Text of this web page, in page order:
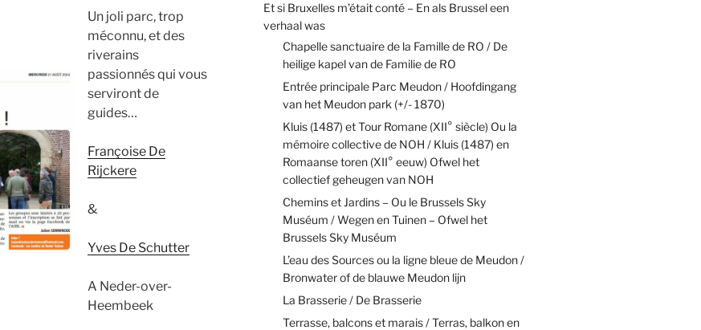
Un joli parc, trop
méconnu, et des
riverains
passionnés qui vous
serviront de
guides…
Françoise De
Rijckere
&
Yves De Schutter
A Neder-over-
Heembeek
Et si Bruxelles m’était conté – En als Brussel een
verhaal was
Chapelle sanctuaire de la Famille de RO / De
heilige kapel van de Familie de RO
Entrée principale Parc Meudon / Hoofdingang
van het Meudon park (+/- 1870)
Kluis (1487) et Tour Romane (XII° siècle) Ou la
mémoire collective de NOH / Kluis (1487) en
Romaanse toren (XII° eeuw) Ofwel het
collectief geheugen van NOH
Chemins et Jardins – Ou le Brussels Sky
Muséum / Wegen en Tuinen – Ofwel het
Brussels Sky Muséum
L’eau des Sources ou la ligne bleue de Meudon /
Bronwater of de blauwe Meudon lijn
La Brasserie / De Brasserie
Terrasse, balcons et marais / Terras, balkon en